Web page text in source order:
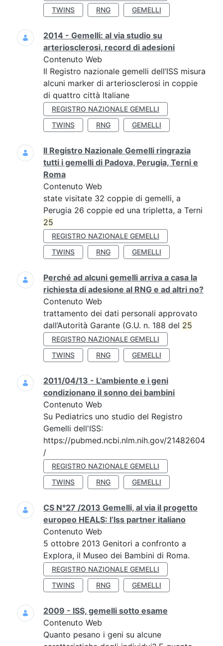
TWINS
RNG GEMELLI
2014 - Gemelli: al via studio su
arteriosclerosi, record di adesioni
Contenuto Web
Il Registro nazionale gemelli dell’ISS misura
alcuni marker di arteriosclerosi in coppie
di quattro città Italiane
REGISTRO NAZIONALE GEMELLI
TWINS
RNG GEMELLI
Il Registro Nazionale Gemelli ringrazia
tutti i gemelli di Padova, Perugia, Terni e
Roma
Contenuto Web
state visitate 32 coppie di gemelli, a
Perugia 26 coppie ed una tripletta, a Terni
25
REGISTRO NAZIONALE GEMELLI
TWINS
RNG GEMELLI
Perché ad alcuni gemelli arriva a casa la
richiesta di adesione al RNG e ad altri no?
Contenuto Web
trattamento dei dati personali approvato
dall’Autorità Garante (G.U. n. 188 del 25
REGISTRO NAZIONALE GEMELLI
TWINS
RNG GEMELLI
2011/04/13 - L'ambiente e i geni
condizionano il sonno dei bambini
Contenuto Web
Su Pediatrics uno studio del Registro
Gemelli dell'ISS:
https://pubmed.ncbi.nlm.nih.gov/21482604
/
REGISTRO NAZIONALE GEMELLI
TWINS
RNG GEMELLI
CS N°27 /2013 Gemelli, al via il progetto
europeo HEALS: l’Iss partner italiano
Contenuto Web
5 ottobre 2013 Genitori a confronto a
Explora, il Museo dei Bambini di Roma.
REGISTRO NAZIONALE GEMELLI
TWINS
RNG GEMELLI
2009 - ISS, gemelli sotto esame
Contenuto Web
Quanto pesano i geni su alcune